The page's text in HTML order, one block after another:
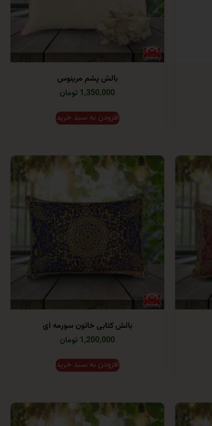
بالش پشم مرینوس
1,350,000 تومان
افزودن به سبد خرید
بالش کتابی خاتون سورمه ای
1,200,000 تومان
افزودن به سبد خرید